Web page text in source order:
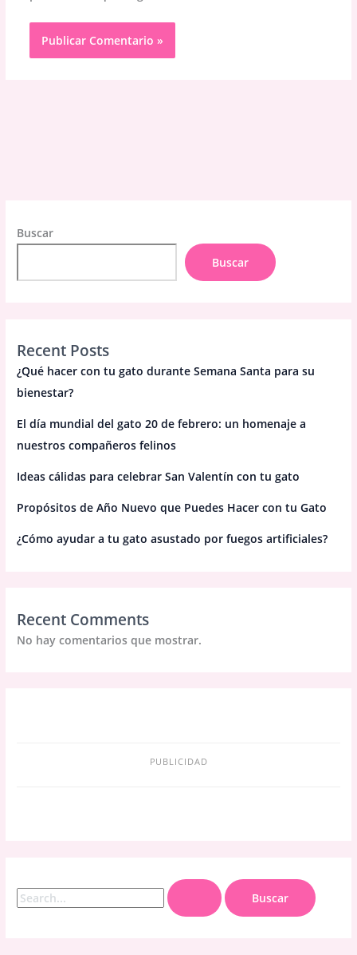
Buscar
Buscar
Recent Posts
¿Qué hacer con tu gato durante Semana Santa para su
bienestar?
El día mundial del gato 20 de febrero: un homenaje a
nuestros compañeros felinos
Ideas cálidas para celebrar San Valentín con tu gato
Propósitos de Año Nuevo que Puedes Hacer con tu Gato
¿Cómo ayudar a tu gato asustado por fuegos artificiales?
Recent Comments
No hay comentarios que mostrar.
PUBLICIDAD
B
u